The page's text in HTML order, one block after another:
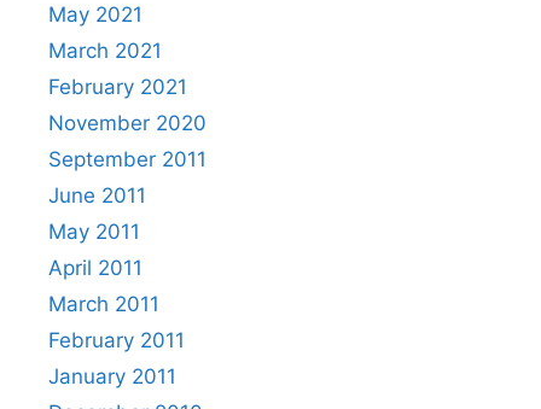
May 2021
March 2021
February 2021
November 2020
September 2011
June 2011
May 2011
April 2011
March 2011
February 2011
January 2011